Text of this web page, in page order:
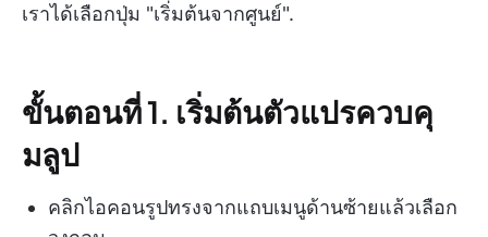
เราได้เลือกปุ่ม "เริ่มต้นจากศูนย์".
ขั้นตอนที่ 1. เริ่มต้นตัวแปรควบคุ
มลูป
คลิกไอคอนรูปทรงจากแถบเมนูด้านซ้ายแล้วเลือก